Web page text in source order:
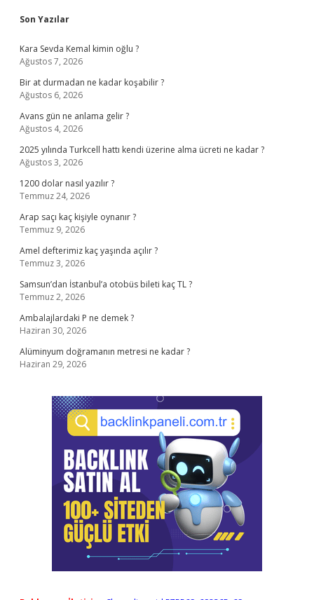
Sidebar
Son Yazılar
Kara Sevda Kemal kimin oğlu ?
Ağustos 7, 2026
Bir at durmadan ne kadar koşabilir ?
Ağustos 6, 2026
Avans gün ne anlama gelir ?
Ağustos 4, 2026
2025 yılında Turkcell hattı kendi üzerine alma ücreti ne kadar ?
Ağustos 3, 2026
1200 dolar nasıl yazılır ?
Temmuz 24, 2026
Arap saçı kaç kişiyle oynanır ?
Temmuz 9, 2026
Amel defterimiz kaç yaşında açılır ?
Temmuz 3, 2026
Samsun’dan İstanbul’a otobüs bileti kaç TL ?
Temmuz 2, 2026
Ambalajlardaki P ne demek ?
Haziran 30, 2026
Alüminyum doğramanın metresi ne kadar ?
Haziran 29, 2026